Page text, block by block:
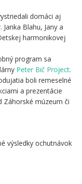
domáci aj
Blahu, Jany a
harmonikovej
program sa
Peter Bič Project.
boli remeselné
a prezentácie
Záhorské múzeum či
výsledky ochutnávok